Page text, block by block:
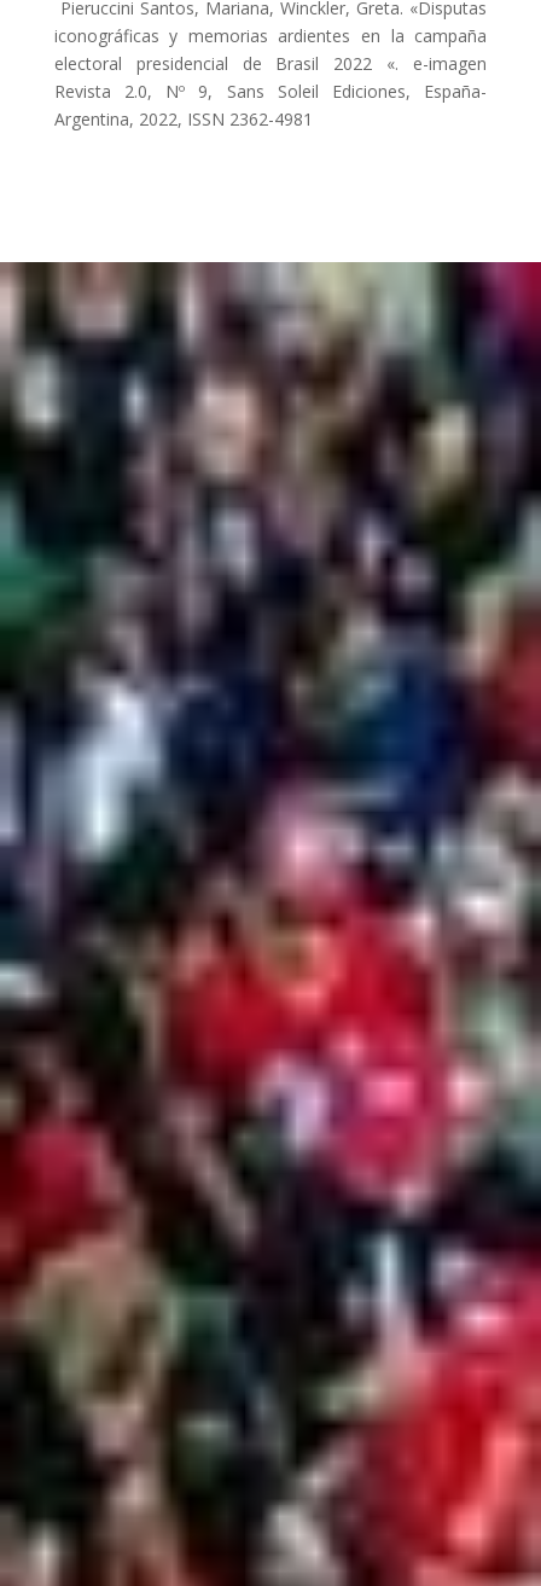
Pieruccini Santos, Mariana, Winckler, Greta. «Disputas
iconográficas y memorias ardientes en la campaña
electoral presidencial de Brasil 2022 «. e-imagen
Revista 2.0, Nº 9, Sans Soleil Ediciones, España-
Argentina, 2022, ISSN 2362-4981